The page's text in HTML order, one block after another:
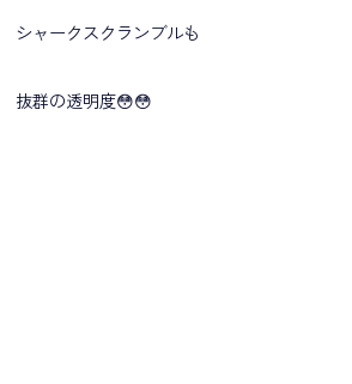
シャークスクランブルも
抜群の透明度😳😳